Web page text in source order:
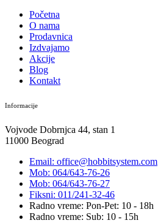
Početna
O nama
Prodavnica
Izdvajamo
Akcije
Blog
Kontakt
Informacije
Vojvode Dobrnjca 44, stan 1
11000 Beograd
Email: office@hobbitsystem.com
Mob: 064/643-76-26
Mob: 064/643-76-27
Fiksni: 011/241-32-46
Radno vreme: Pon-Pet: 10 - 18h
Radno vreme: Sub: 10 - 15h